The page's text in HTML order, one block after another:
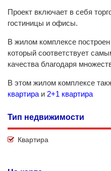
Проект включает в себя
гостиницы и офисы.
В жилом комплексе
который соответствует
качества благодаря
В этом жилом комплексе
квартира и 2+1 квартира
Тип недвижимости
Квартира